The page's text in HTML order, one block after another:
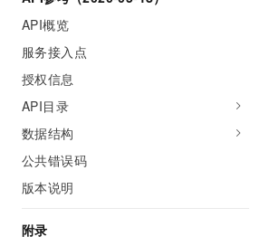
API概览
服务接入点
授权信息
API目录
数据结构
公共错误码
版本说明
附录